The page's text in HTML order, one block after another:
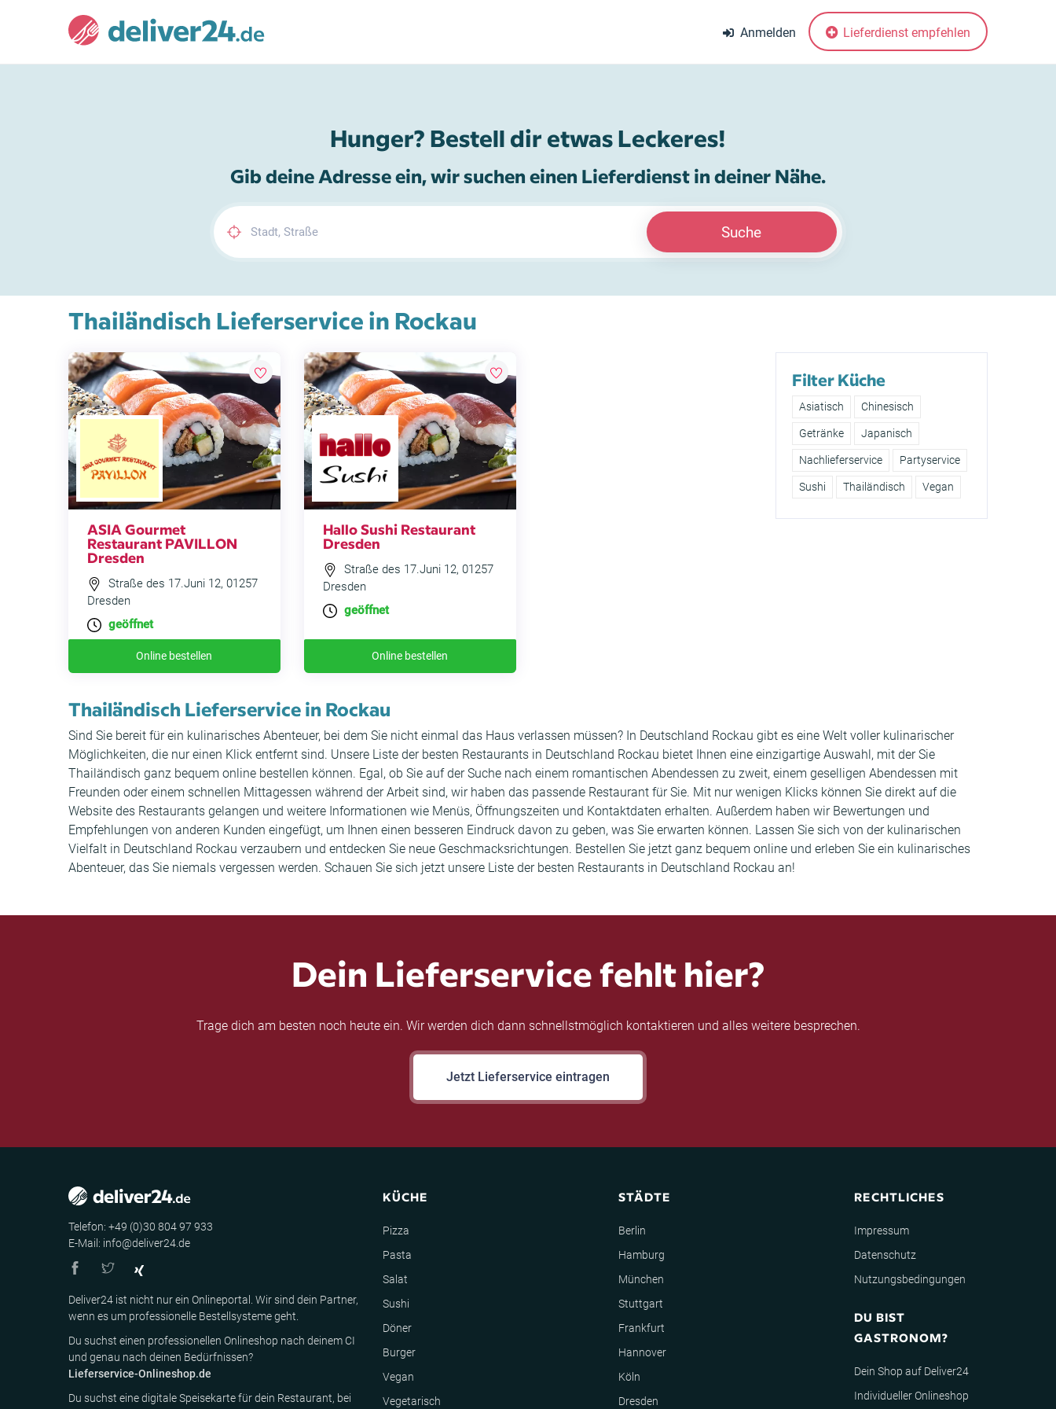
Anmelden Lieferdienst empfehlen
Hunger? Bestell dir etwas Leckeres!
Gib deine Adresse ein, wir suchen einen Lieferdienst in deiner Nähe.
Suche
Thailändisch Lieferservice in Rockau
ASIA Gourmet
Restaurant PAVILLON
Dresden
Straße des 17.Juni 12, 01257
Dresden
geöffnet
Online bestellen
Hallo Sushi Restaurant
Dresden
Straße des 17.Juni 12, 01257
Dresden
geöffnet
Online bestellen
Filter Küche
Asiatisch Chinesisch
Getränke Japanisch
Nachlieferservice Partyservice
Sushi Thailändisch Vegan
Thailändisch Lieferservice in Rockau
Sind Sie bereit für ein kulinarisches Abenteuer, bei dem Sie nicht einmal das Haus verlassen müssen? In Deutschland Rockau gibt es eine Welt voller kulinarischer
Möglichkeiten, die nur einen Klick entfernt sind. Unsere Liste der besten Restaurants in Deutschland Rockau bietet Ihnen eine einzigartige Auswahl, mit der Sie
Thailändisch ganz bequem online bestellen können. Egal, ob Sie auf der Suche nach einem romantischen Abendessen zu zweit, einem geselligen Abendessen mit
Freunden oder einem schnellen Mittagessen während der Arbeit sind, wir haben das passende Restaurant für Sie. Mit nur wenigen Klicks können Sie direkt auf die
Website des Restaurants gelangen und weitere Informationen wie Menüs, Öffnungszeiten und Kontaktdaten erhalten. Außerdem haben wir Bewertungen und
Empfehlungen von anderen Kunden eingefügt, um Ihnen einen besseren Eindruck davon zu geben, was Sie erwarten können. Lassen Sie sich von der kulinarischen
Vielfalt in Deutschland Rockau verzaubern und entdecken Sie neue Geschmacksrichtungen. Bestellen Sie jetzt ganz bequem online und erleben Sie ein kulinarisches
Abenteuer, das Sie niemals vergessen werden. Schauen Sie sich jetzt unsere Liste der besten Restaurants in Deutschland Rockau an!
Dein Lieferservice fehlt hier?
Trage dich am besten noch heute ein. Wir werden dich dann schnellstmöglich kontaktieren und alles weitere besprechen.
Jetzt Lieferservice eintragen
Telefon: +49 (0)30 804 97 933
E-Mail: info@deliver24.de
Deliver24 ist nicht nur ein Onlineportal. Wir sind dein Partner,
wenn es um professionelle Bestellsysteme geht.
Du suchst einen professionellen Onlineshop nach deinem CI
und genau nach deinen Bedürfnissen?
Lieferservice-Onlineshop.de
Du suchst eine digitale Speisekarte für dein Restaurant, bei
KÜCHE
Pizza
Pasta
Salat
Sushi
Döner
Burger
Vegan
Vegetarisch
STÄDTE
Berlin
Hamburg
München
Stuttgart
Frankfurt
Hannover
Köln
Dresden
RECHTLICHES
Impressum
Datenschutz
Nutzungsbedingungen
DU BIST
GASTRONOM?
Dein Shop auf Deliver24
Individueller Onlineshop